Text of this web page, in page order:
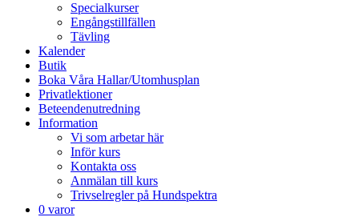
Specialkurser
Engångstillfällen
Tävling
Kalender
Butik
Boka Våra Hallar/Utomhusplan
Privatlektioner
Beteendenutredning
Information
Vi som arbetar här
Inför kurs
Kontakta oss
Anmälan till kurs
Trivselregler på Hundspektra
0 varor